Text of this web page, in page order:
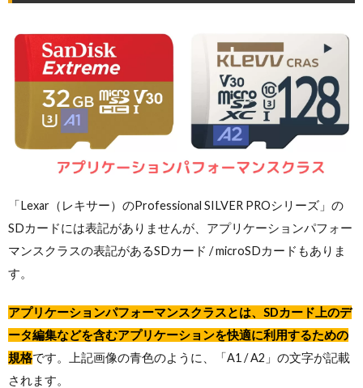
「Lexar（レキサー）のProfessional SILVER PROシリーズ」の
SDカードには表記がありませんが、アプリケーションパフォー
マンスクラスの表記があるSDカード / microSDカードもありま
す。
アプリケーションパフォーマンスクラスとは、SDカード上のデ
ータ編集などを含むアプリケーションを快適に利用するための
規格です。上記画像の青色のように、「A1 / A2」の文字が記載
されます。